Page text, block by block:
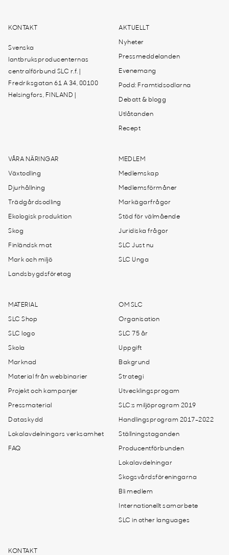
KONTAKT
Svenska
lantbruksproducenternas
centralförbund SLC r.f. |
Fredriksgatan 61 A 34, 00100
Helsingfors, FINLAND |
AKTUELLT
Nyheter
Pressmeddelanden
Evenemang
Podd: Framtidsodlarna
Debatt & blogg
Utlåtanden
Recept
VÅRA NÄRINGAR
Växtodling
Djurhållning
Trädgårdsodling
Ekologisk produktion
Skog
Finländsk mat
Mark och miljö
Landsbygdsföretag
MEDLEM
Medlemskap
Medlemsförmåner
Markägarfrågor
Stöd för välmående
Juridiska frågor
SLC Just nu
SLC Unga
MATERIAL
SLC Shop
SLC logo
Skola
Marknad
Material från webbinarier
Projekt och kampanjer
Pressmaterial
Dataskydd
Lokalavdelningars verksamhet
FAQ
OM SLC
Organisation
SLC 75 år
Uppgift
Bakgrund
Strategi
Utvecklingsprogam
SLC:s miljöprogram 2019
Handlingsprogram 2017-2022
Ställningstaganden
Producentförbunden
Lokalavdelningar
Skogsvårdsföreningarna
Bli medlem
Internationellt samarbete
SLC in other languages
KONTAKT